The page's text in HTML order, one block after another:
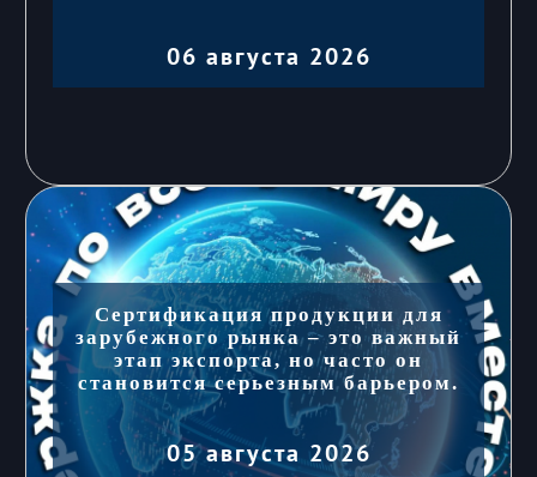
06 августа 2026
Сертификация продукции для
зарубежного рынка – это важный
этап экспорта, но часто он
становится серьезным барьером.
05 августа 2026